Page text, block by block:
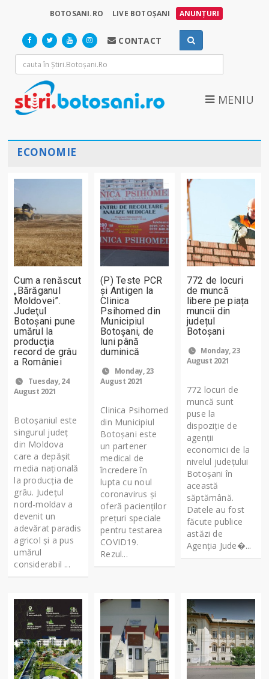
BOTOSANI.RO LIVE BOTOȘANI ANUNȚURI
CONTACT
MENIU
ECONOMIE
Cum a renăscut
„Bărăganul
Moldovei”.
Judeţul
Botoșani pune
umărul la
producţia
record de grâu
a României
Tuesday, 24
August 2021
Botoşaniul este
singurul judeţ
din Moldova
care a depăşit
media naţională
la producţia de
grâu. Judeţul
nord-moldav a
devenit un
adevărat paradis
agricol şi a pus
umărul
considerabil ...
(P) Teste PCR
și Antigen la
Clinica
Psihomed din
Municipiul
Botoșani, de
luni până
duminică
Monday, 23
August 2021
Clinica Psihomed
din Municipiul
Botoșani este
un partener
medical de
încredere în
lupta cu noul
coronavirus și
oferă pacienților
prețuri speciale
pentru testarea
COVID19.
Rezul...
772 de locuri
de muncă
libere pe piața
muncii din
județul
Botoșani
Monday, 23
August 2021
772 locuri de
muncă sunt
puse la
dispoziție de
agenții
economici de la
nivelul județului
Botoșani în
această
săptămână.
Datele au fost
făcute publice
astăzi de
Agenția Jude�...